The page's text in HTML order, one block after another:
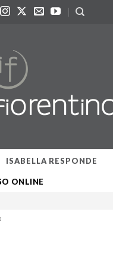
ISABELLA RESPONDE
ONLINE